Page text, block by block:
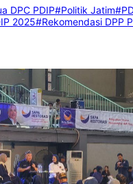
DPC PDIP#Politik Jatim
2025#Rekomendasi DPP